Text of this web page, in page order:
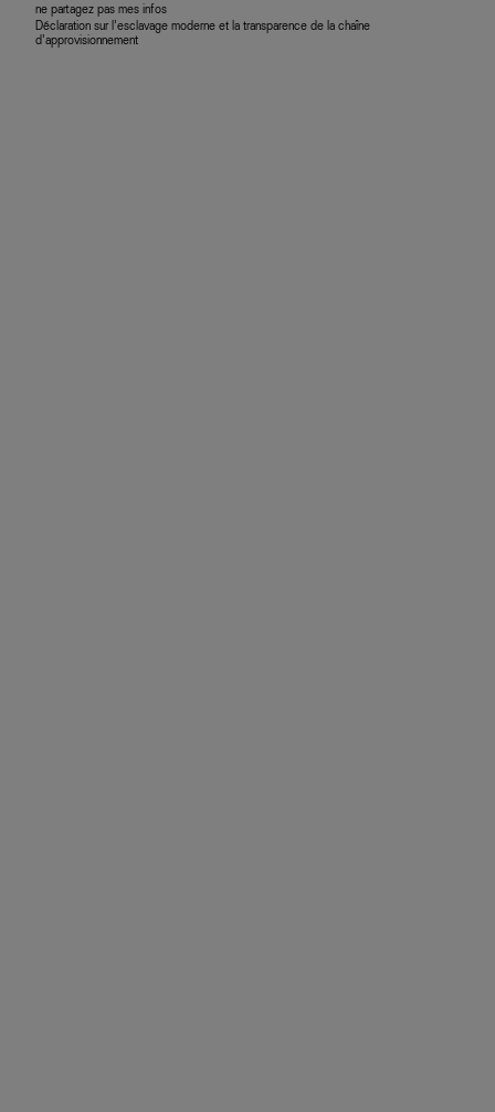
ne partagez pas mes infos
Déclaration sur l’esclavage moderne et la transparence de la chaîne
d’approvisionnement